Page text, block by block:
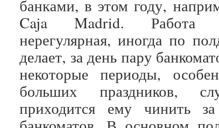
банками, в этом году,
Caja Madrid. Работа
нерегулярная, иногда по
делает, за день пару
некоторые периоды,
больших праздников,
приходится ему чинить